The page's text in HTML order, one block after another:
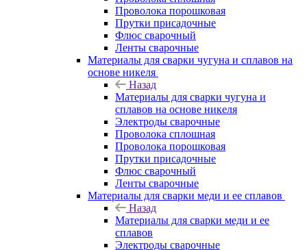
Проволока порошковая
Прутки присадочные
Флюс сварочный
Ленты сварочные
Материалы для сварки чугуна и сплавов на
основе никеля
Назад
Материалы для сварки чугуна и
сплавов на основе никеля
Электроды сварочные
Проволока сплошная
Проволока порошковая
Прутки присадочные
Флюс сварочный
Ленты сварочные
Материалы для сварки меди и ее сплавов
Назад
Материалы для сварки меди и ее
сплавов
Электроды сварочные